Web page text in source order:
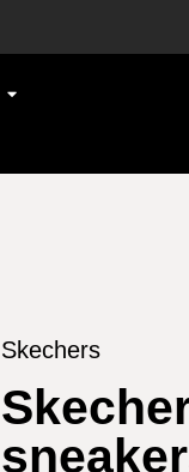
Skechers